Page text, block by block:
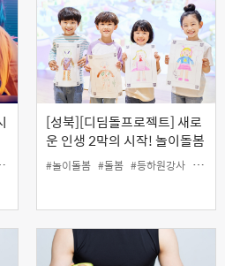
#유튜브특강 #인생설계사업 #일활동지원사업
[성북][디딤돌프로젝트] 새로
운 인생 2막의 시작! 놀이돌봄
선생님 양성과정 ( 8월 22일,
특강 )
#놀이돌봄 #돌봄 #등하원강사 #디딤